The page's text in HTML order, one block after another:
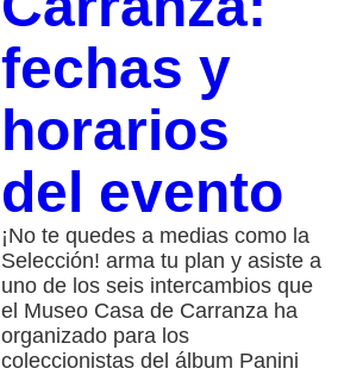
fechas y
horarios
del evento
¡No te quedes a medias como la
Selección! arma tu plan y asiste a
uno de los seis intercambios que
el Museo Casa de Carranza ha
organizado para los
coleccionistas del álbum Panini